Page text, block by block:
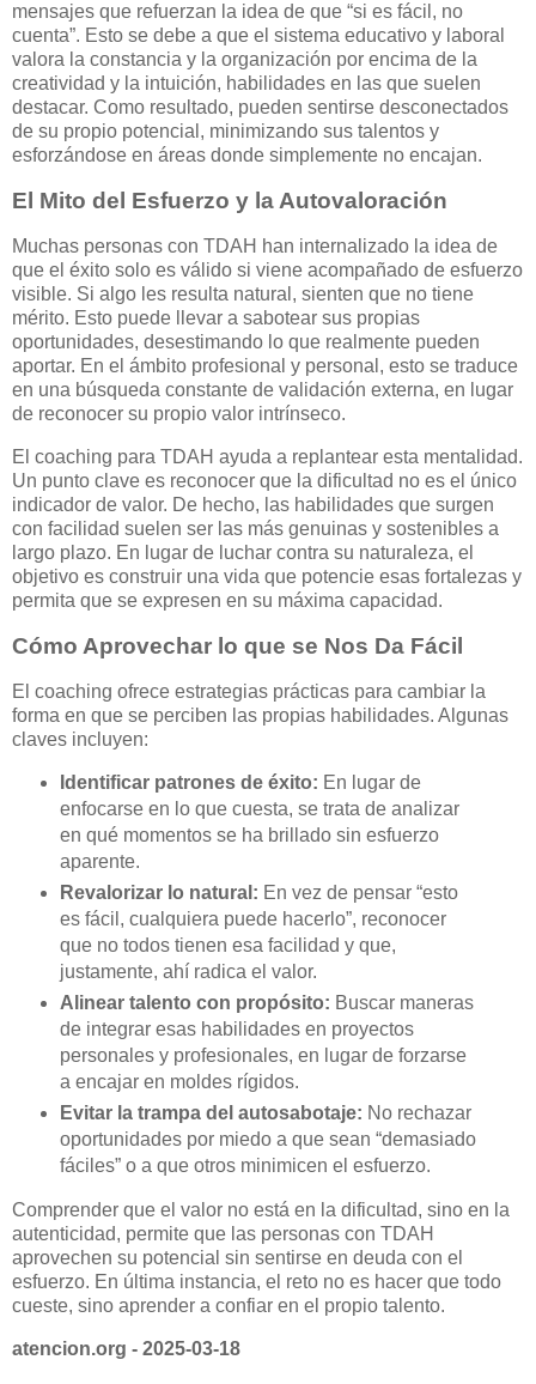
mensajes que refuerzan la idea de que “si es fácil, no
cuenta”. Esto se debe a que el sistema educativo y laboral
valora la constancia y la organización por encima de la
creatividad y la intuición, habilidades en las que suelen
destacar. Como resultado, pueden sentirse desconectados
de su propio potencial, minimizando sus talentos y
esforzándose en áreas donde simplemente no encajan.
El Mito del Esfuerzo y la Autovaloración
Muchas personas con TDAH han internalizado la idea de
que el éxito solo es válido si viene acompañado de esfuerzo
visible. Si algo les resulta natural, sienten que no tiene
mérito. Esto puede llevar a sabotear sus propias
oportunidades, desestimando lo que realmente pueden
aportar. En el ámbito profesional y personal, esto se traduce
en una búsqueda constante de validación externa, en lugar
de reconocer su propio valor intrínseco.
El coaching para TDAH ayuda a replantear esta mentalidad.
Un punto clave es reconocer que la dificultad no es el único
indicador de valor. De hecho, las habilidades que surgen
con facilidad suelen ser las más genuinas y sostenibles a
largo plazo. En lugar de luchar contra su naturaleza, el
objetivo es construir una vida que potencie esas fortalezas y
permita que se expresen en su máxima capacidad.
Cómo Aprovechar lo que se Nos Da Fácil
El coaching ofrece estrategias prácticas para cambiar la
forma en que se perciben las propias habilidades. Algunas
claves incluyen:
Identificar patrones de éxito: En lugar de
enfocarse en lo que cuesta, se trata de analizar
en qué momentos se ha brillado sin esfuerzo
aparente.
Revalorizar lo natural: En vez de pensar “esto
es fácil, cualquiera puede hacerlo”, reconocer
que no todos tienen esa facilidad y que,
justamente, ahí radica el valor.
Alinear talento con propósito: Buscar maneras
de integrar esas habilidades en proyectos
personales y profesionales, en lugar de forzarse
a encajar en moldes rígidos.
Evitar la trampa del autosabotaje: No rechazar
oportunidades por miedo a que sean “demasiado
fáciles” o a que otros minimicen el esfuerzo.
Comprender que el valor no está en la dificultad, sino en la
autenticidad, permite que las personas con TDAH
aprovechen su potencial sin sentirse en deuda con el
esfuerzo. En última instancia, el reto no es hacer que todo
cueste, sino aprender a confiar en el propio talento.
atencion.org - 2025-03-18